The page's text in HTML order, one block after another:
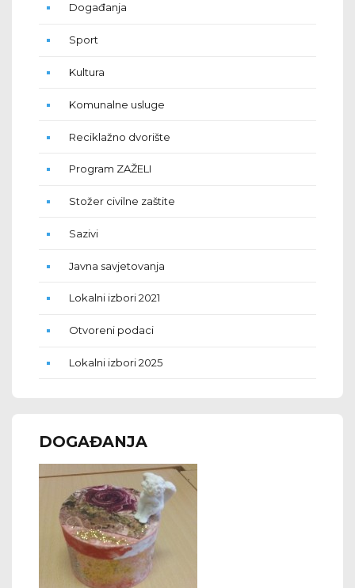
Događanja
Sport
Kultura
Komunalne usluge
Reciklažno dvorište
Program ZAŽELI
Stožer civilne zaštite
Sazivi
Javna savjetovanja
Lokalni izbori 2021
Otvoreni podaci
Lokalni izbori 2025
DOGAĐANJA